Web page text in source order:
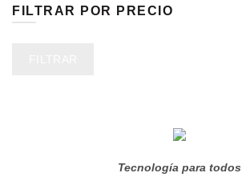
FILTRAR POR PRECIO
Tecnología para todos